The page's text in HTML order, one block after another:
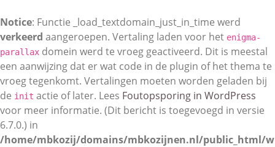
Notice: Functie _load_textdomain_just_in_time werd
verkeerd aangeroepen. Vertaling laden voor het enigma-
parallax domein werd te vroeg geactiveerd. Dit is meestal
een aanwijzing dat er wat code in de plugin of het thema te
vroeg tegenkomt. Vertalingen moeten worden geladen bij
de init actie of later. Lees Foutopsporing in WordPress
voor meer informatie. (Dit bericht is toegevoegd in versie
6.7.0.) in
/home/mbkozij/domains/mbkozijnen.nl/public_html/